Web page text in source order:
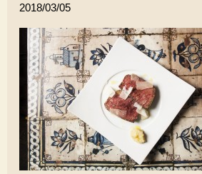
2018/03/05